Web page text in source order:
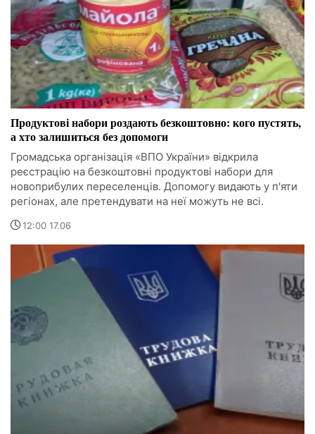
Продуктові набори роздають безкоштовно: кого пустять,
а хто залишиться без допомоги
Громадська організація «ВПО України» відкрила
реєстрацію на безкоштовні продуктові набори для
новоприбулих переселенців. Допомогу видають у п'яти
регіонах, але претендувати на неї можуть не всі.
12:00 17.06